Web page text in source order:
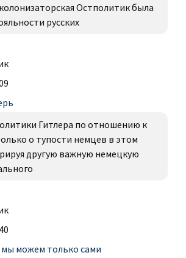
Остполитик была
русских
Гитлера по отношению к
о тупости немцев в этом
другую важную немецкую
мы можем только сами